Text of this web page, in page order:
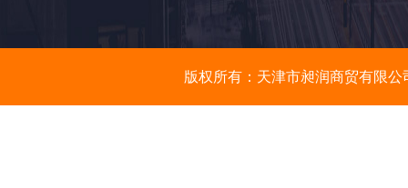
版权所有：天津市昶润商贸有限